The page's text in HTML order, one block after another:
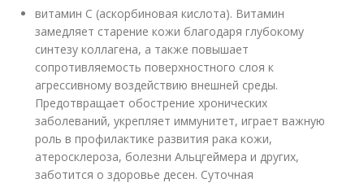
витамин С (аскорбиновая кислота). Витамин
замедляет старение кожи благодаря глубокому
синтезу коллагена, а также повышает
сопротивляемость поверхностного слоя к
агрессивному воздействию внешней среды.
Предотвращает обострение хронических
заболеваний, укрепляет иммунитет, играет важную
роль в профилактике развития рака кожи,
атеросклероза, болезни Альцгеймера и других,
заботится о здоровье десен. Суточная